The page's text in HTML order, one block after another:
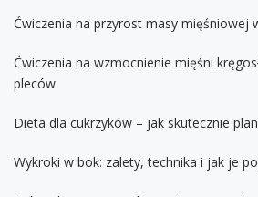
Ćwiczenia na przyrost masy mięśniowej
Ćwiczenia na wzmocnienie mięśni
pleców
Dieta dla cukrzyków – jak skutecznie
Wykroki w bok: zalety, technika i jak je